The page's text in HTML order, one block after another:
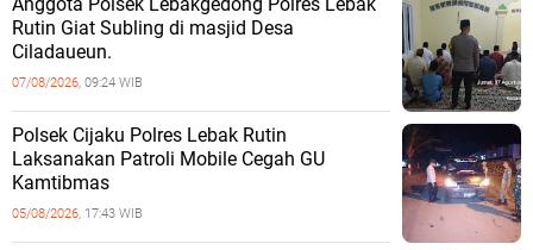
Rutin Giat Subling di masjid Desa
Ciladaueun.
07/08/2026, 09:24 WIB
Polsek Cijaku Polres Lebak Rutin
Laksanakan Patroli Mobile Cegah GU
Kamtibmas
05/08/2026, 17:43 WIB